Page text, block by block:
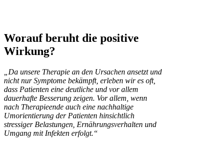
Worauf beruht die positive
Wirkung?
„Da unsere Therapie an den Ursachen ansetzt und
nicht nur Symptome bekämpft, erleben wir es oft,
dass Patienten eine deutliche und vor allem
dauerhafte Besserung zeigen. Vor allem, wenn
nach Therapieende auch eine nachhaltige
Umorientierung der Patienten hinsichtlich
stressiger Belastungen, Ernährungsverhalten und
Umgang mit Infekten erfolgt.“